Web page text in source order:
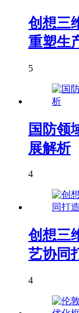
创想三
重塑生
5
国防领
展解析
4
创想三
艺协同
4